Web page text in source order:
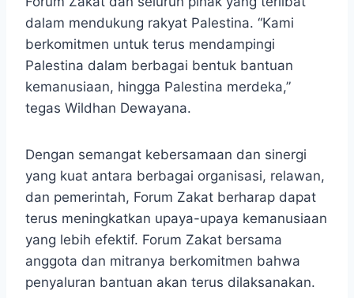
dalam mendukung rakyat Palestina. “Kami
berkomitmen untuk terus mendampingi
Palestina dalam berbagai bentuk bantuan
kemanusiaan, hingga Palestina merdeka,”
tegas Wildhan Dewayana.
Dengan semangat kebersamaan dan sinergi
yang kuat antara berbagai organisasi, relawan,
dan pemerintah, Forum Zakat berharap dapat
terus meningkatkan upaya-upaya kemanusiaan
yang lebih efektif. Forum Zakat bersama
anggota dan mitranya berkomitmen bahwa
penyaluran bantuan akan terus dilaksanakan.